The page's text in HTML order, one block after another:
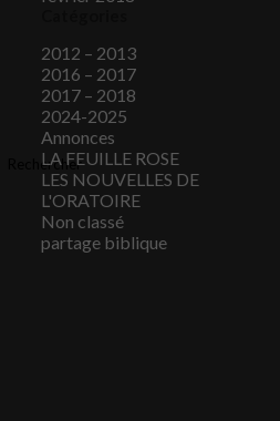
Rechercher
2012 – 2013
2016 – 2017
2017 – 2018
2024-2025
Annonces
LA FEUILLE ROSE
LES NOUVELLES DE
L'ORATOIRE
Non classé
partage biblique